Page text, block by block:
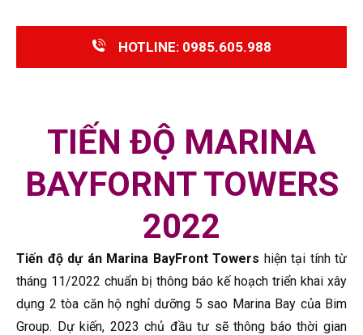
HOTLINE: 0985.605.988
TIẾN ĐỘ MARINA
BAYFORNT TOWERS
2022
Tiến độ dự án Marina BayFront Towers hiện tại tính từ
tháng 11/2022 chuẩn bị thông báo kế hoạch triển khai xây
dụng 2 tòa căn hộ nghỉ dưỡng 5 sao Marina Bay của Bim
Group. Dự kiến, 2023 chủ đầu tư sẽ thông báo thời gian